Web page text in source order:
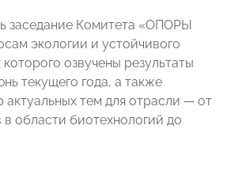
заседание Комитета «ОПОРЫ
экологии и устойчивого
озвучены результаты
текущего года, а также
актуальных тем для отрасли — от
в области биотехнологий до